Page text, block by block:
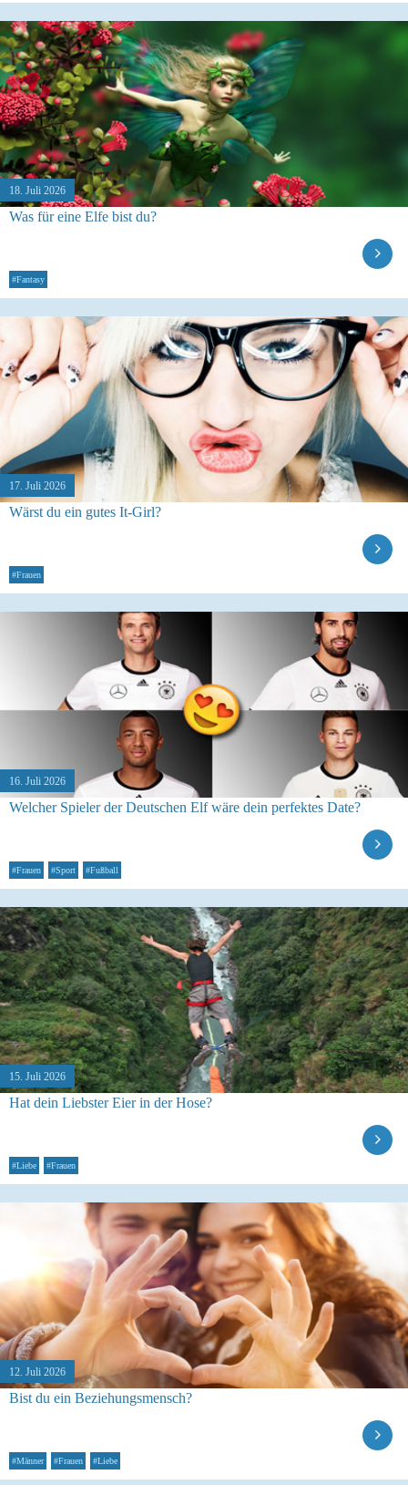
18. Juli 2026
Was für eine Elfe bist du?
#Fantasy
17. Juli 2026
Wärst du ein gutes It-Girl?
#Frauen
16. Juli 2026
Welcher Spieler der Deutschen Elf wäre dein perfektes Date?
#Frauen #Sport #Fußball
15. Juli 2026
Hat dein Liebster Eier in der Hose?
#Liebe #Frauen
12. Juli 2026
Bist du ein Beziehungsmensch?
#Männer #Frauen #Liebe